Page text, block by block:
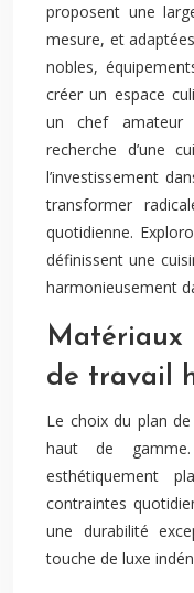
proposent une
mesure, et
nobles,
créer un espace
un chef amateur
recherche d’une
l’investissement
transformer
quotidienne.
définissent une
harmonieusement
de travail
Le choix du plan
haut de
esthétiquement
contraintes
une durabilité
touche de luxe